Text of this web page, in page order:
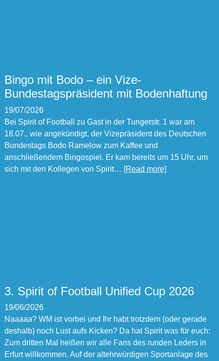
Bingo mit Bodo – ein Vize-
Bundestagspräsident mit Bodenhaftung
19/07/2026
Bei Spirit of Football zu Gast in der Tungerstr. 1 war am
18.07., wie angekündigt, der Vizepräsident des Deutschen
Bundestags Bodo Ramelow zum Kaffee und
anschließendem Bingospiel. Er kam bereits um 15 Uhr, um
sich mit den Kollegen von Spirit… [Read more]
3. Spirit of Football Unified Cup 2026
19/06/2026
Naaaaa? WM ist vorbei und Ihr habt trotzdem (oder gerade
deshalb) noch Lust aufs Kicken? Da hat Spirit was für euch:
Zum dritten Mal heißen wir alle Fans des runden Leders in
Erfurt willkommen. Auf der altehrwürdigen Sportanlage des